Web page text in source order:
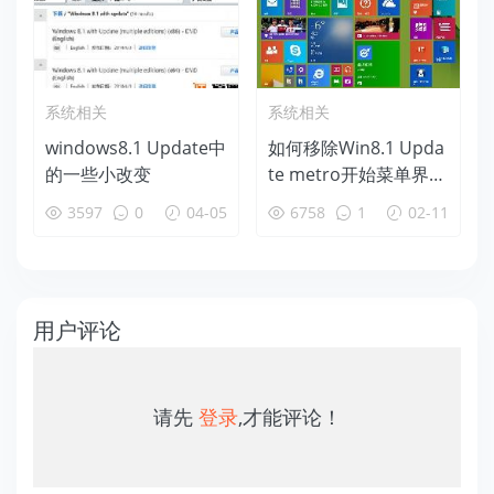
系统相关
windows8.1 Update中
的一些小改变
3597 0 04-05
系统相关
如何移除Win8.1 Upda
te metro开始菜单界面
电源按钮
6758 1 02-11
用户评论
请先 登录,才能评论！